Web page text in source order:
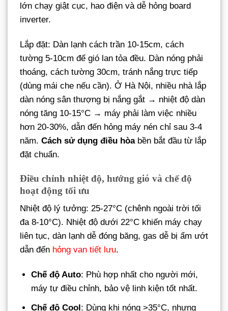
lớn chạy giật cục, hao điện và dễ hỏng board
inverter.
Lắp đặt: Dàn lạnh cách trần 10-15cm, cách
tường 5-10cm để gió lan tỏa đều. Dàn nóng phải
thoáng, cách tường 30cm, tránh nắng trực tiếp
(dùng mái che nếu cần). Ở Hà Nội, nhiều nhà lắp
dàn nóng sân thượng bị nắng gắt → nhiệt độ dàn
nóng tăng 10-15°C → máy phải làm việc nhiều
hơn 20-30%, dẫn đến hỏng máy nén chỉ sau 3-4
năm. Cách sử dụng điều hòabền bắt đầu từ lắp
đặt chuẩn.
Điều chỉnh nhiệt độ, hướng gió và chế độ
hoạt động tối ưu
Nhiệt độ lý tưởng: 25-27°C (chênh ngoài trời tối
đa 8-10°C). Nhiệt độ dưới 22°C khiến máy chạy
liên tục, dàn lạnh dễ đóng băng, gas dễ bị ẩm ướt
dẫn đến hỏng van tiết lưu.
Chế độ Auto: Phù hợp nhất cho người mới,
máy tự điều chỉnh, bảo vệ linh kiện tốt nhất.
Chế độ Cool: Dùng khi nóng >35°C, nhưng